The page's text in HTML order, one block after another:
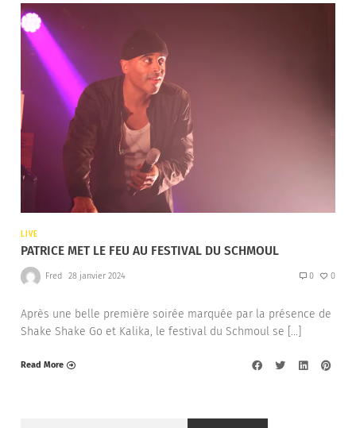
LIVE
PATRICE MET LE FEU AU FESTIVAL DU SCHMOUL
Fred 28 janvier 2024 0 0
Après une belle première soirée marquée par la présence de
Shake Shake Go et Kalika, le festival du Schmoul se […]
Read More